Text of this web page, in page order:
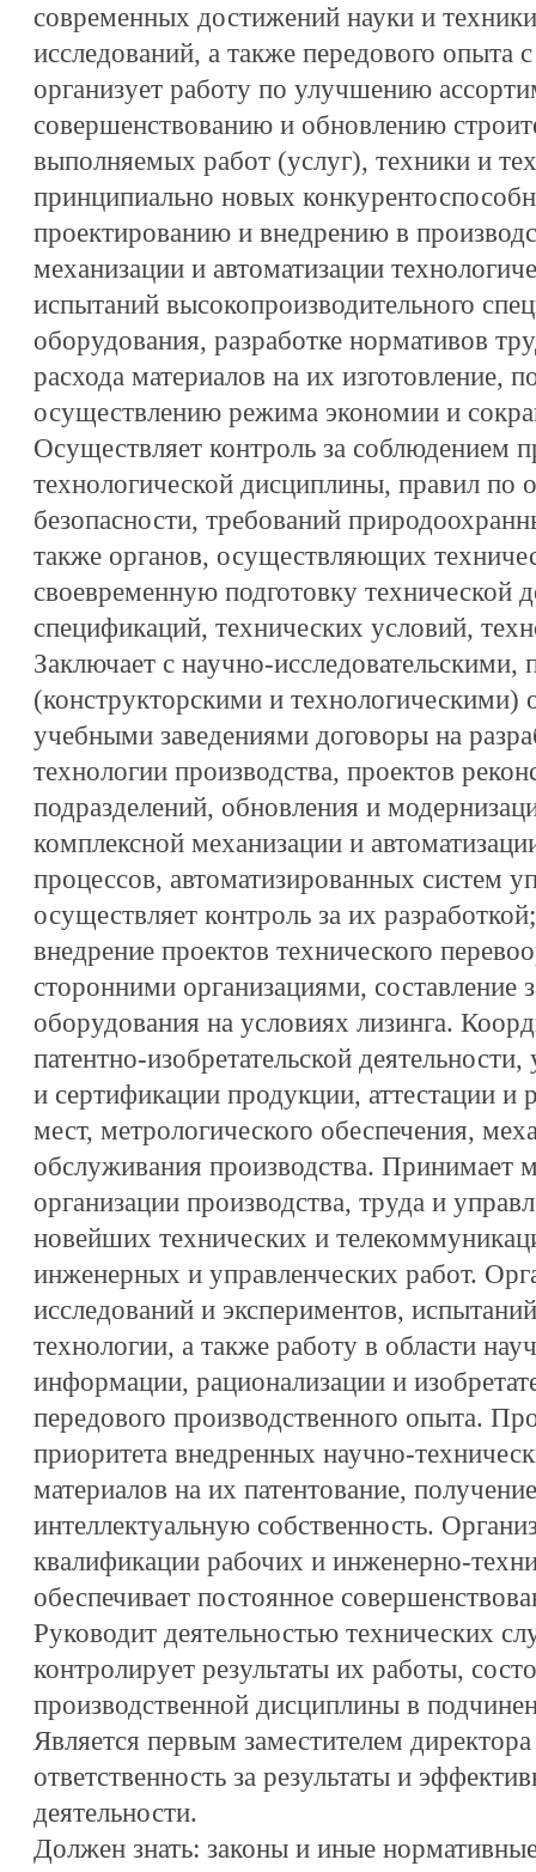
современных достижений науки и
исследований, а также передового
организует работу по улучшению
совершенствованию и обновлению
выполняемых работ (услуг), техники и
принципиально новых
проектированию и внедрению в
механизации и автоматизации
испытаний высокопроизводительного
оборудования, разработке нормативов
расхода материалов на их изготовление,
осуществлению режима экономии и
Осуществляет контроль за соблюдением
технологической дисциплины, правил по
безопасности, требований
также органов, осуществляющих
своевременную подготовку технической
спецификаций, технических условий,
Заключает с научно-исследовательскими,
(конструкторскими и
учебными заведениями договоры на
технологии производства, проектов
подразделений, обновления и
комплексной механизации и
процессов, автоматизированных систем
осуществляет контроль за их
внедрение проектов технического
сторонними организациями, составление
оборудования на условиях лизинга.
патентно-изобретательской
и сертификации продукции, аттестации и
мест, метрологического обеспечения,
обслуживания производства. Принимает
организации производства, труда и
новейших технических и
инженерных и управленческих работ.
исследований и экспериментов,
технологии, а также работу в области
информации, рационализации и
передового производственного опыта.
приоритета внедренных научно-
материалов на их патентование,
интеллектуальную собственность.
квалификации рабочих и инженерно-
обеспечивает постоянное
Руководит деятельностью технических
контролирует результаты их работы,
производственной дисциплины в
Является первым заместителем
ответственность за результаты и
деятельности.
Должен знать: законы и иные